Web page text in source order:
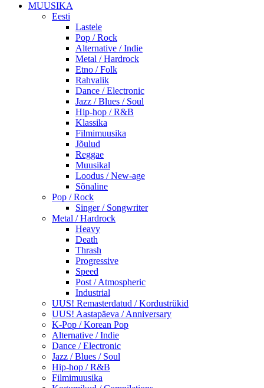
MUUSIKA
Eesti
Lastele
Pop / Rock
Alternative / Indie
Metal / Hardrock
Etno / Folk
Rahvalik
Dance / Electronic
Jazz / Blues / Soul
Hip-hop / R&B
Klassika
Filmimuusika
Jõulud
Reggae
Muusikal
Loodus / New-age
Sõnaline
Pop / Rock
Singer / Songwriter
Metal / Hardrock
Heavy
Death
Thrash
Progressive
Speed
Post / Atmospheric
Industrial
UUS! Remasterdatud / Kordustrükid
UUS! Aastapäeva / Anniversary
K-Pop / Korean Pop
Alternative / Indie
Dance / Electronic
Jazz / Blues / Soul
Hip-hop / R&B
Filmimuusika